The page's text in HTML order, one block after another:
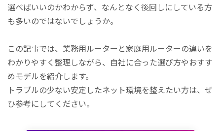
選べばいいのかわからず、なんとなく後回しにしている方
も多いのではないでしょうか。
この記事では、業務用ルーターと家庭用ルーターの違いを
わかりやすく整理しながら、自社に合った選び方やおすす
めモデルを紹介します。
トラブルの少ない安定したネット環境を整えたい方は、ぜ
ひ参考にしてください。